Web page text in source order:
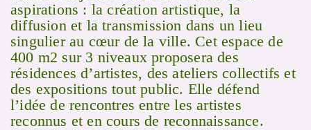
aspirations : la création artistique, la
diffusion et la transmission dans un lieu
singulier au cœur de la ville. Cet espace de
400 m2 sur 3 niveaux proposera des
résidences d’artistes, des ateliers collectifs et
des expositions tout public. Elle défend
l’idée de rencontres entre les artistes
reconnus et en cours de reconnaissance.